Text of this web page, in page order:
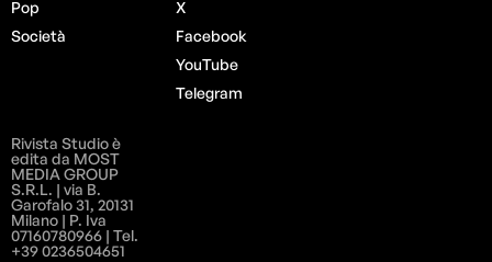
Pop
Società
X
Facebook
YouTube
Telegram
Rivista Studio è
edita da MOST
MEDIA GROUP
S.R.L. | via B.
Garofalo 31, 20131
Milano | P. Iva
07160780966 | Tel.
+39 0236504651